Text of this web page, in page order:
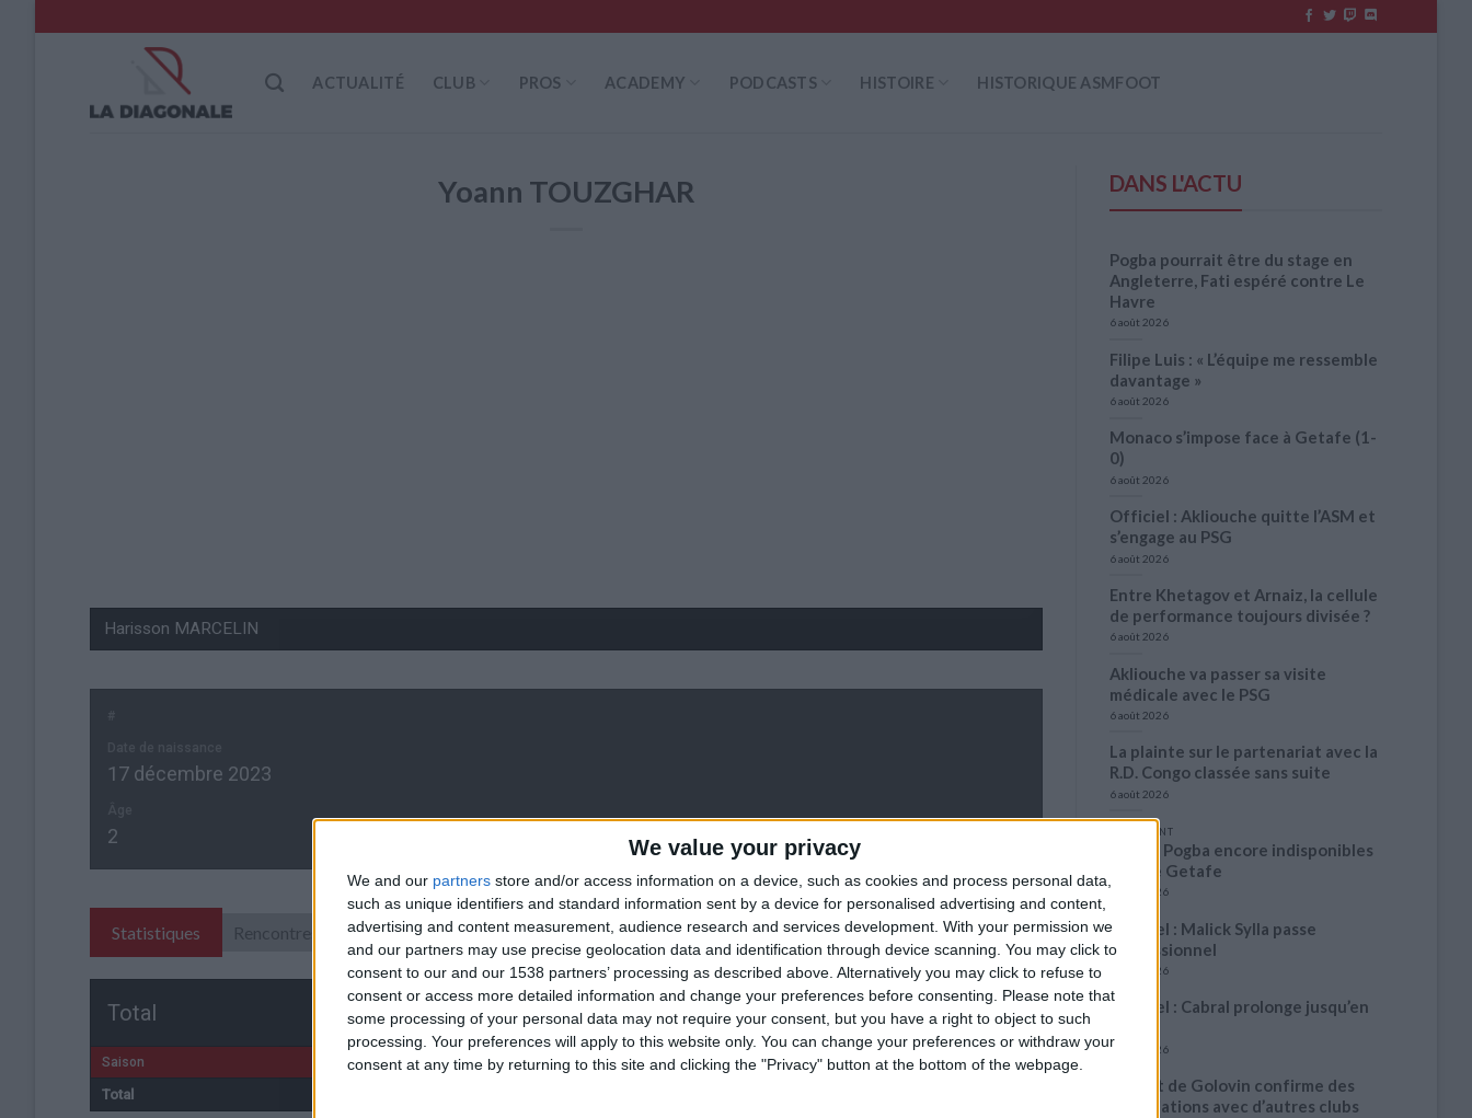
We value your privacy
We and our partners store and/or access information on a device, such as cookies and process personal data,
such as unique identifiers and standard information sent by a device for personalised advertising and content,
advertising and content measurement, audience research and services development. With your permission we
and our partners may use precise geolocation data and identification through device scanning. You may click to
consent to our and our 1538 partners’ processing as described above. Alternatively you may click to refuse to
consent or access more detailed information and change your preferences before consenting.
Please note that
some processing of your personal data may not require your consent, but you have a right to object to such
processing. Your preferences will apply to this website only. You can change your preferences or withdraw your
consent at any time by returning to this site and clicking the "Privacy" button at the bottom of the webpage.
to
ACTUALITÉ CLUB PROS ACADEMY PODCASTS HISTOIRE HISTORIQUE ASMFOOT
Yoann TOUZGHAR
17 décembre 2023
2
Statistiques Rencontres
Total
Saison
Total
DANS L'ACTU
Pogba pourrait être du stage en
Angleterre, Fati espéré contre Le
Havre
6 août 2026
Filipe Luis : « L’équipe me ressemble
davantage »
6 août 2026
Monaco s’impose face à Getafe (1-
0)
6 août 2026
Officiel : Akliouche quitte l’ASM et
s’engage au PSG
6 août 2026
Entre Khetagov et Arnaiz, la cellule
de performance toujours divisée ?
6 août 2026
Akliouche va passer sa visite
médicale avec le PSG
6 août 2026
La plainte sur le partenariat avec la
R.D. Congo classée sans suite
6 août 2026
1 COMMENT
Fati et Pogba encore indisponibles
contre Getafe
6 août 2026
Officiel : Malick Sylla passe
professionnel
5 août 2026
Officiel : Cabral prolonge jusqu’en
5 août 2026
L’agent de Golovin confirme des
négociations avec d’autres clubs